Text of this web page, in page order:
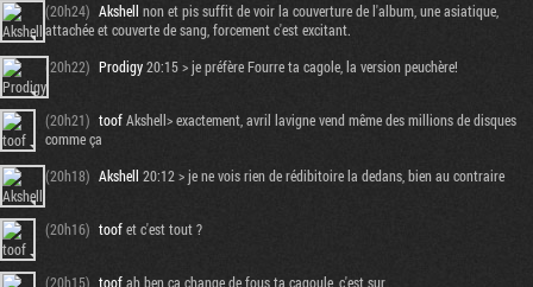
(20h24) Akshell non et pis suffit de voir la couverture de l'album, une asiatique,
attachée et couverte de sang, forcement c'est excitant.
(20h22) Prodigy20:15 > je préfère Fourre ta cagole, la version peuchère!
(20h21) toofAkshell> exactement, avril lavigne vend même des millions de disques
comme ça
(20h18) Akshell 20:12 > je ne vois rien de rédibitoire la dedans, bien au contraire
(20h16) toofet c'est tout ?
(20h15) toofah ben ça change de fous ta cagoule, c'est sur